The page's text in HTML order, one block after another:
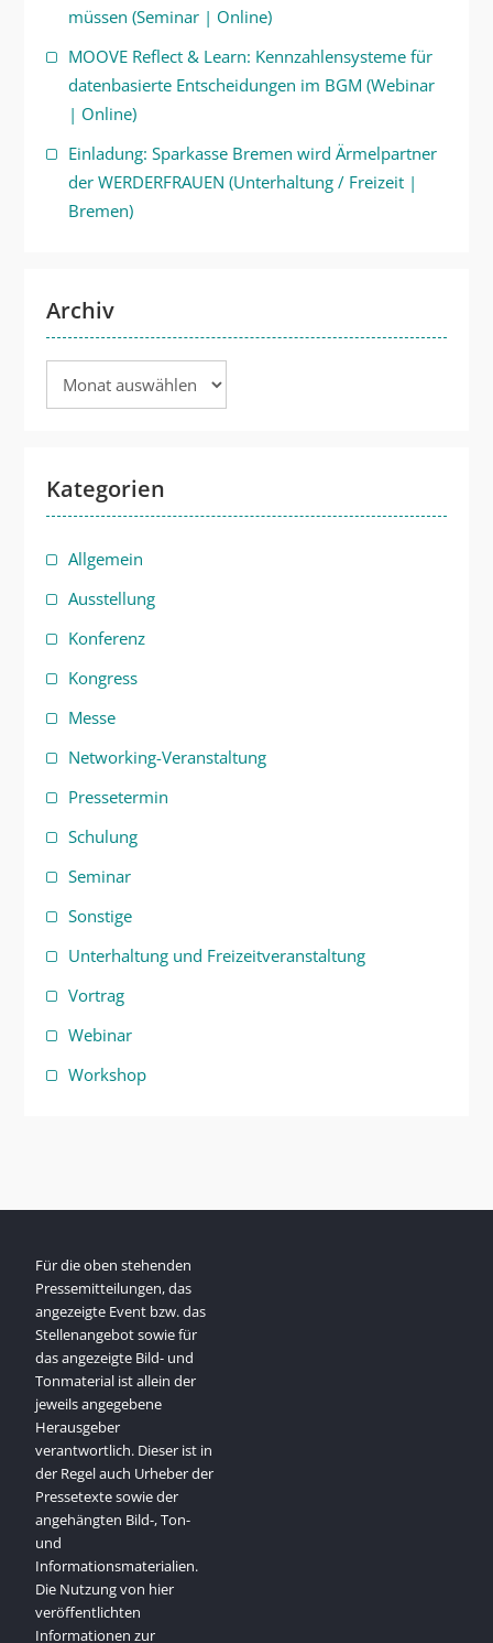
müssen (Seminar | Online)
MOOVE Reflect & Learn: Kennzahlensysteme für
datenbasierte Entscheidungen im BGM (Webinar
| Online)
Einladung: Sparkasse Bremen wird Ärmelpartner
der WERDERFRAUEN (Unterhaltung / Freizeit |
Bremen)
Archiv
Kategorien
Allgemein
Ausstellung
Konferenz
Kongress
Messe
Networking-Veranstaltung
Pressetermin
Schulung
Seminar
Sonstige
Unterhaltung und Freizeitveranstaltung
Vortrag
Webinar
Workshop
Für die oben stehenden
Pressemitteilungen, das
angezeigte Event bzw. das
Stellenangebot sowie für
das angezeigte Bild- und
Tonmaterial ist allein der
jeweils angegebene
Herausgeber
verantwortlich. Dieser ist in
der Regel auch Urheber der
Pressetexte sowie der
angehängten Bild-, Ton-
und
Informationsmaterialien.
Die Nutzung von hier
veröffentlichten
Informationen zur